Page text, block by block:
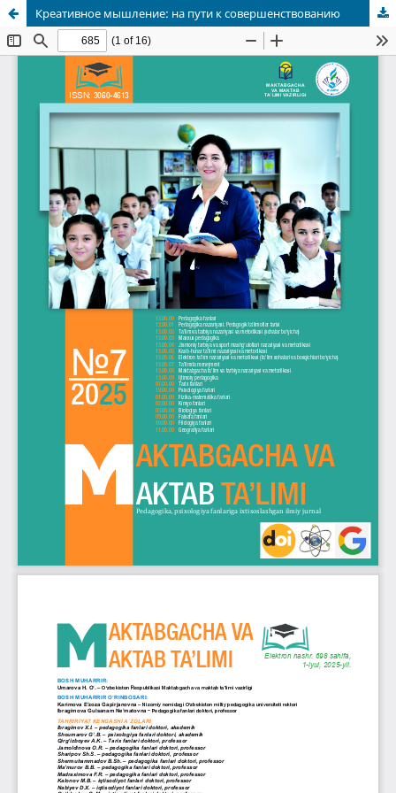
Креативное мышление: на пути к совершенствованию